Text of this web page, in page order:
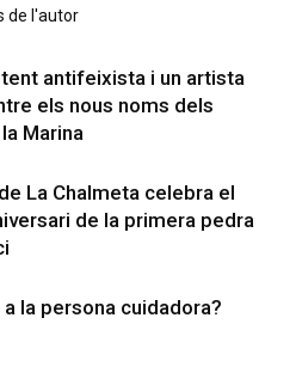
de l'autor
antifeixista i un artista
els nous noms dels
Marina
La Chalmeta celebra el
de la primera pedra
a la persona cuidadora?